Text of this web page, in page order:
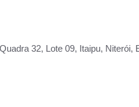
32, Lote 09, Itaipu, Niterói,